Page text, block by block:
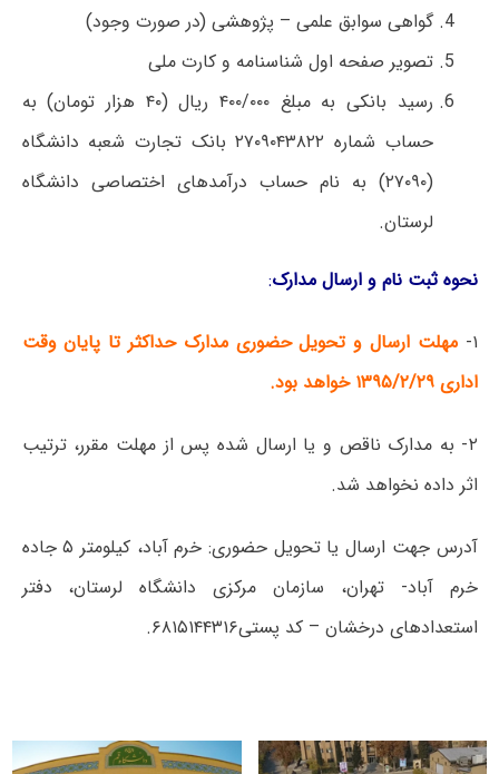
گواهی سوابق علمی – پژوهشی (در صورت وجود)
تصویر صفحه اول شناسنامه و کارت ملی
رسید بانکی به مبلغ ۴۰۰/۰۰۰ ریال (۴۰ هزار تومان) به
حساب شماره ۲۷۰۹۰۴۳۸۲۲ بانک تجارت شعبه دانشگاه
(۲۷۰۹۰) به نام حساب درآمدهای اختصاصی دانشگاه
لرستان.
نحوه ثبت نام و ارسال مدارک:
۱- مهلت ارسال و تحویل حضوری مدارک حداکثر تا پایان وقت
اداری ۱۳۹۵/۲/۲۹ خواهد بود.
۲- به مدارک ناقص و یا ارسال شده پس از مهلت مقرر، ترتیب
اثر داده نخواهد شد.
آدرس جهت ارسال یا تحویل حضوری: خرم آباد، کیلومتر ۵ جاده
خرم آباد- تهران، سازمان مرکزی دانشگاه لرستان، دفتر
استعدادهای درخشان – کد پستی۶۸۱۵۱۴۴۳۱۶.